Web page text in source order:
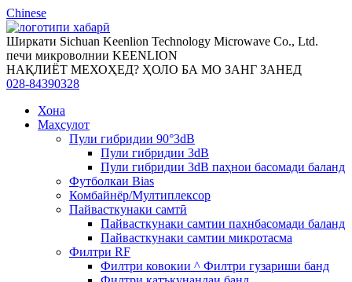
Chinese
Ширкати Sichuan Keenlion Technology Microwave Co., Ltd.
печи микроволнии KEENLION
НАҚЛИЁТ МЕХОҲЕД? ҲОЛО БА МО ЗАНГ ЗАНЕД
028-84390328
Хона
Маҳсулот
Пули гибридии 90°3dB
Пули гибридии 3dB
Пули гибридии 3dB паҳнои басомади баланд
Футболкаи Bias
Комбайнёр/Мултиплексор
Пайвасткунаки самтӣ
Пайвасткунаки самтии паҳнбасомади баланд
Пайвасткунаки самтии микротасма
Филтри RF
Филтри ковокии ^ Филтри гузариши банд